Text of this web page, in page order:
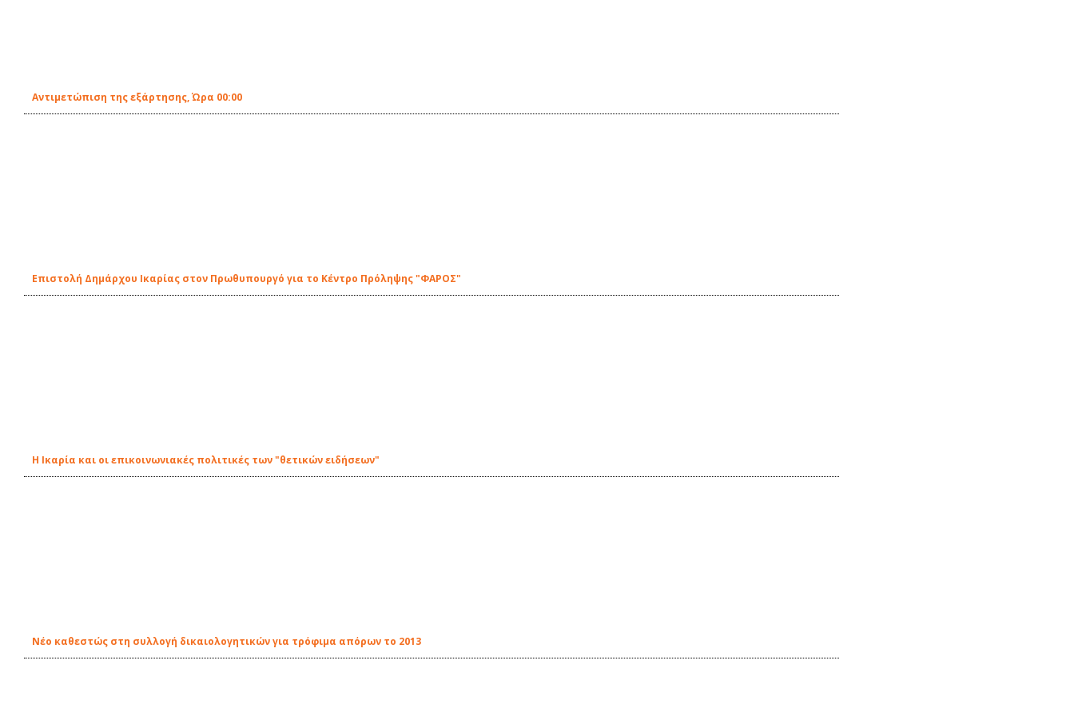
Αντιμετώπιση της εξάρτησης, Ώρα 00:00
Επιστολή Δημάρχου Ικαρίας στον Πρωθυπουργό για το Κέντρο Πρόληψης "ΦΑΡΟΣ"
Η Ικαρία και οι επικοινωνιακές πολιτικές των "θετικών ειδήσεων"
Νέο καθεστώς στη συλλογή δικαιολογητικών για τρόφιμα απόρων το 2013